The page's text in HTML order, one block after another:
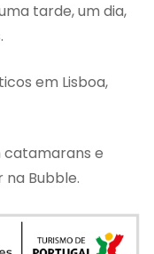
tarde, um dia,
em Lisboa,
catamarans e
Bubble.